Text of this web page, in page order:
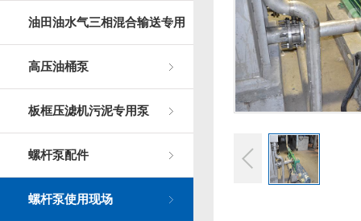
油田油水气三相混合输送专用
高压油桶泵
板框压滤机污泥专用泵
螺杆泵配件
螺杆泵使用现场